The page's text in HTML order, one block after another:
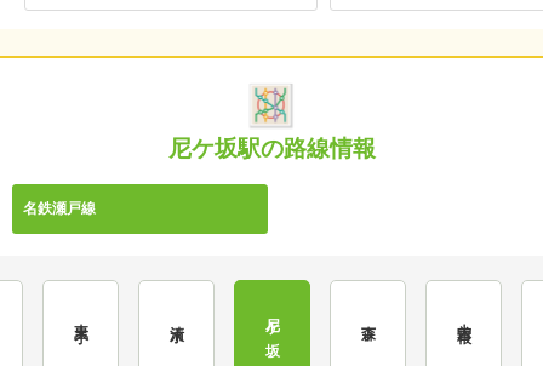
尼ケ坂駅の路線情報
名鉄瀬戸線
尼ケ坂